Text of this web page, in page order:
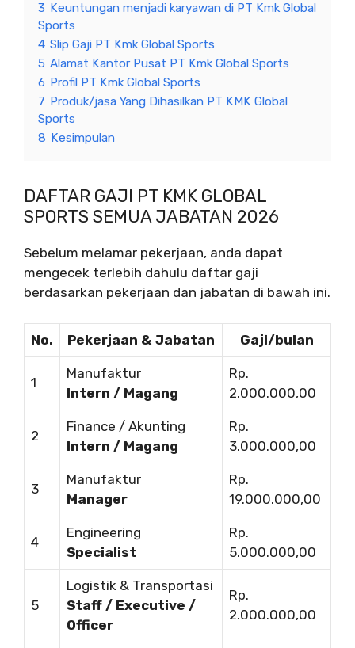
3 Keuntungan menjadi karyawan di PT Kmk Global
Sports
4 Slip Gaji PT Kmk Global Sports
5 Alamat Kantor Pusat PT Kmk Global Sports
6 Profil PT Kmk Global Sports
7 Produk/jasa Yang Dihasilkan PT KMK Global
Sports
8 Kesimpulan
DAFTAR GAJI PT KMK GLOBAL
SPORTS SEMUA JABATAN 2026
Sebelum melamar pekerjaan, anda dapat
mengecek terlebih dahulu daftar gaji
berdasarkan pekerjaan dan jabatan di bawah ini.
No. Pekerjaan & Jabatan Gaji/bulan
1
Manufaktur
Intern / Magang
Rp.
2.000.000,00
2
Finance / Akunting
Intern / Magang
Rp.
3.000.000,00
3
Manufaktur
Manager
Rp.
19.000.000,00
4
Engineering
Specialist
Rp.
5.000.000,00
5
Logistik & Transportasi
Staff / Executive /
Officer
Rp.
2.000.000,00